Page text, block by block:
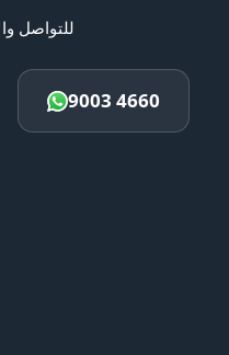
للتواصل
9003 4660